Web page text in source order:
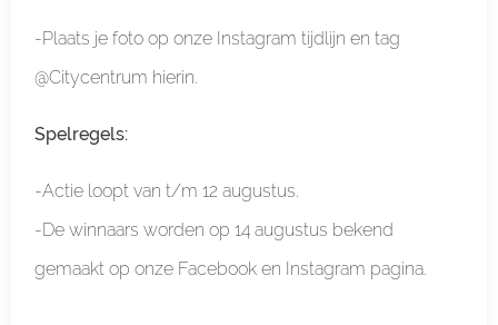
-Plaats je foto op onze Instagram tijdlijn en tag
@Citycentrum hierin.
Spelregels:
-Actie loopt van t/m 12 augustus.
-De winnaars worden op 14 augustus bekend
gemaakt op onze Facebook en Instagram pagina.